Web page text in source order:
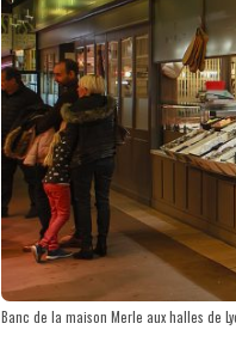
Banc de la maison Merle aux halles de